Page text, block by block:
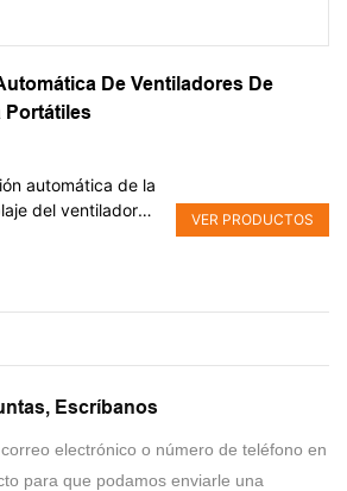
De Ventiladores De
Portátiles
automática de la
del ventilador
VER PRODUCTOS
Escríbanos
electrónico o número de teléfono en
para que podamos enviarle una